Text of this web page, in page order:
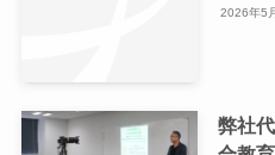
2026年5
弊社